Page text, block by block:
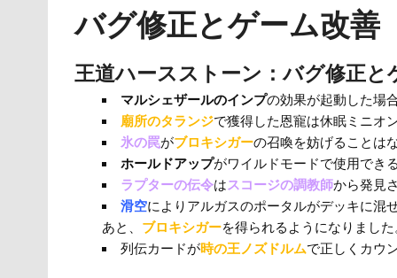
バグ修正とゲーム改善
王道ハースストーン：バグ修正と
マルシェザールのインプの効果が起動した場
廟所のタランジで獲得した恩寵は休眠ミニオ
氷の罠がブロキシガーの召喚を妨げることは
ホールドアップがワイルドモードで使用でき
ラプターの伝令はスコージの調教師から発見
滑空によりアルガスのポータルがデッキに混
あと、 ブロキシガーを得られるようになりました
列伝カードが時の王ノズドルムで正しくカウ